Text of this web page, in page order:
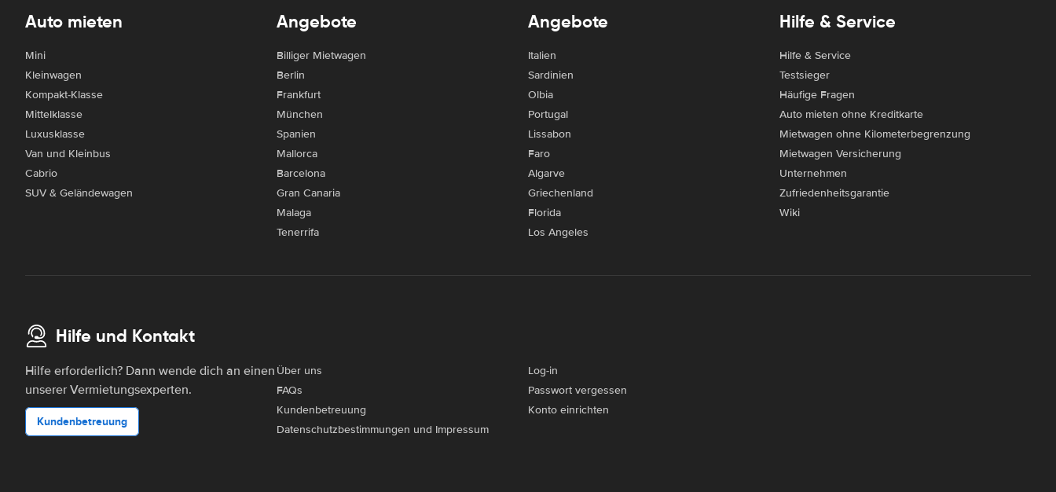
Auto mieten
Mini
Kleinwagen
Kompakt-Klasse
Mittelklasse
Luxusklasse
Van und Kleinbus
Cabrio
SUV & Geländewagen
Angebote
Billiger Mietwagen
Berlin
Frankfurt
München
Spanien
Mallorca
Barcelona
Gran Canaria
Malaga
Tenerrifa
Angebote
Italien
Sardinien
Olbia
Portugal
Lissabon
Faro
Algarve
Griechenland
Florida
Los Angeles
Hilfe & Service
Hilfe & Service
Testsieger
Häufige Fragen
Auto mieten ohne Kreditkarte
Mietwagen ohne Kilometerbegrenzung
Mietwagen Versicherung
Unternehmen
Zufriedenheitsgarantie
Wiki
Hilfe und Kontakt
Hilfe erforderlich? Dann wende dich an einen
unserer Vermietungsexperten.
Kundenbetreuung
Über uns
FAQs
Kundenbetreuung
Datenschutzbestimmungen und Impressum
Log-in
Passwort vergessen
Konto einrichten